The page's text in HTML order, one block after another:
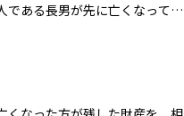
である長男が先に亡くなってい
や遺言の準備において、誰が財